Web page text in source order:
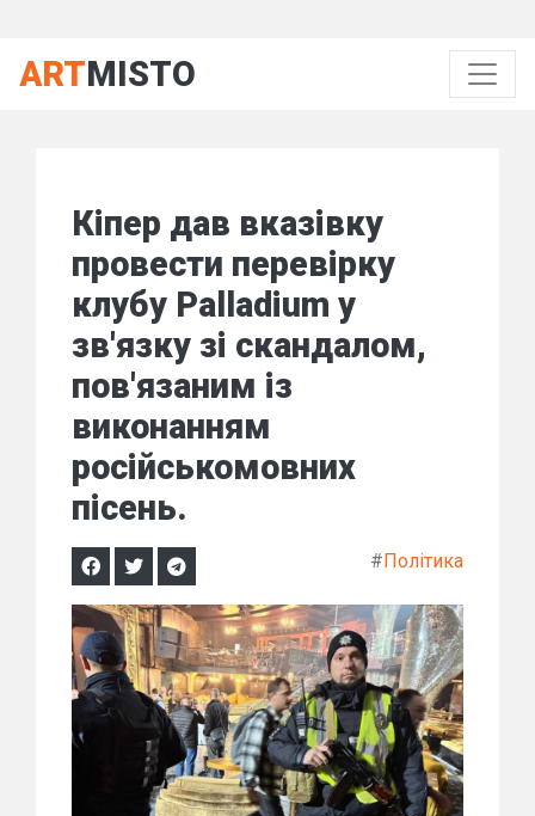
ARTMISTO
Кіпер дав вказівку
провести перевірку
клубу Palladium у
зв'язку зі скандалом,
пов'язаним із
виконанням
російськомовних
пісень.
#Політика